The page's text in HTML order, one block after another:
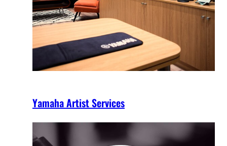
Yamaha Artist Services